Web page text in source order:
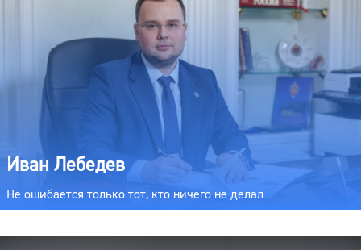
Иван Лебедев
Не ошибается только тот, кто ничего не делал